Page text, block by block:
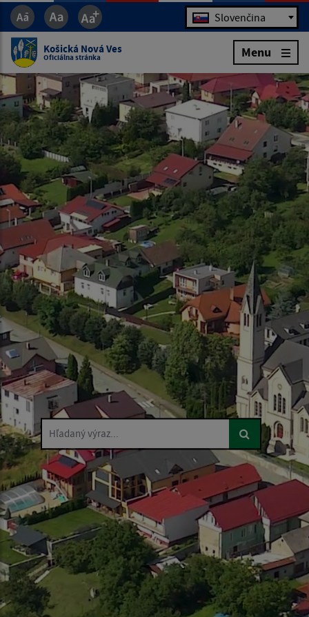
Jazyk Slovenčina
Košická Nová Ves
Oficiálna stránka Menu
Hľadaný výraz...